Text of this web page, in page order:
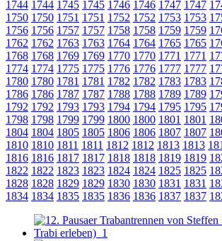
1744 1744 1745 1745 1746 1746 1747 1747
1750 1750 1751 1751 1752 1752 1753 1753
1756 1756 1757 1757 1758 1758 1759 1759
1762 1762 1763 1763 1764 1764 1765 1765
1768 1768 1769 1769 1770 1770 1771 1771
1774 1774 1775 1775 1776 1776 1777 1777
1780 1780 1781 1781 1782 1782 1783 1783
1786 1786 1787 1787 1788 1788 1789 1789
1792 1792 1793 1793 1794 1794 1795 1795
1798 1798 1799 1799 1800 1800 1801 1801
1804 1804 1805 1805 1806 1806 1807 1807
1810 1810 1811 1811 1812 1812 1813 1813
1816 1816 1817 1817 1818 1818 1819 1819
1822 1822 1823 1823 1824 1824 1825 1825
1828 1828 1829 1829 1830 1830 1831 1831
1834 1834 1835 1835 1836 1836 1837 1837